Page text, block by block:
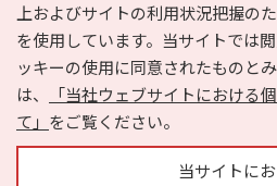
上およびサイトの利用状況把握の
を使用しています。当サイトでは
ッキーの使用に同意されたものと
は、
「当社ウェブサイトにおける
て」 をご覧ください。
当サイトに
e-NAVITA（イーナビタ）とは？
利用規約
個人情報の取り扱いに
サイトマップ
広告掲載に関